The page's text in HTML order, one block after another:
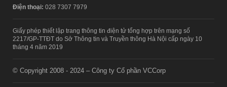
Điện thoại: 028 7307 7979
Giấy phép thiết lập trang thông tin điện tử tổng hợp trên mạng số
2217/GP-TTĐT do Sở Thông tin và Truyền thông Hà Nội cấp ngày 10
tháng 4 năm 2019
© Copyright 2008 - 2024 – Công ty Cổ phần VCCorp